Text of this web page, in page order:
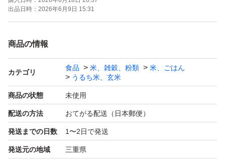
画像はサンプルになります別の袋に詰めて発送させていた
生産農家直送
色彩選別機を使用しております
令和7年 2025年 にとれたお米です
収量よりも食味を重視した栽培をしており、味に関して高
評価を多数いただいております
出品日時： 2026年6月9日 15:31
商品の情報
カテゴリ
食品 米、雑穀、粉類
米、ごはん
うるち米、玄米
商品の状態 未使用
配送の方法 おてがる配送（日本郵便）
発送までの日数 1〜2日で発送
発送元の地域 三重県